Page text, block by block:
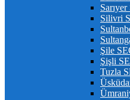
Sarıyer
Silivri
Şile
Şişli
Tuzla